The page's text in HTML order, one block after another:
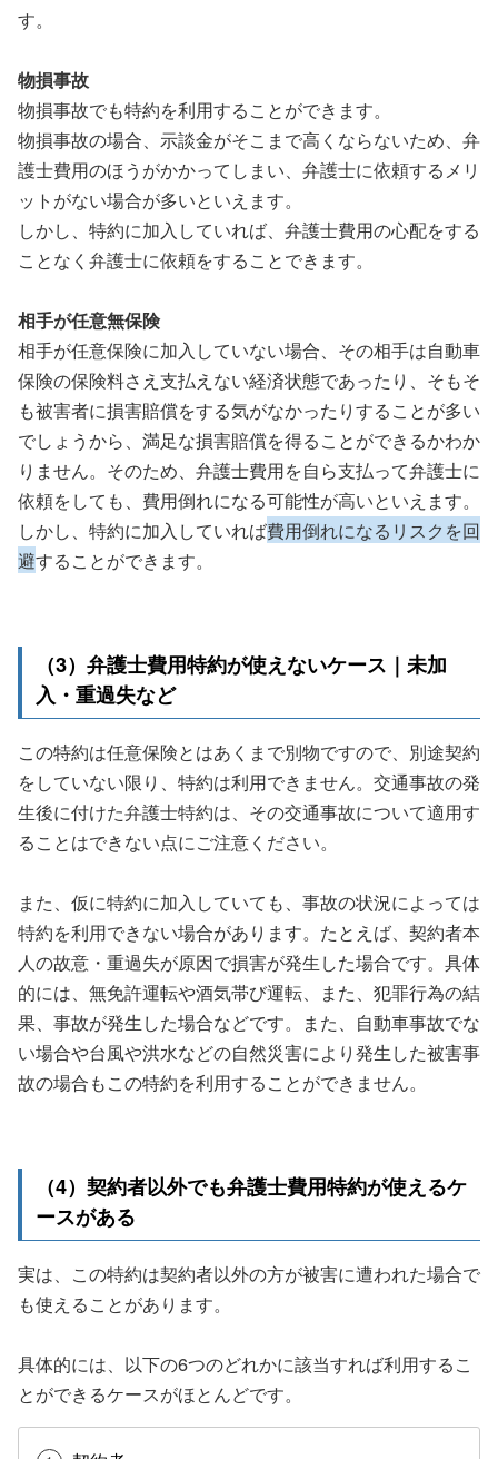
す。
物損事故
物損事故でも特約を利用することができます。
物損事故の場合、示談金がそこまで高くならないため、弁
護士費用のほうがかかってしまい、弁護士に依頼するメリ
ットがない場合が多いといえます。
しかし、特約に加入していれば、弁護士費用の心配をする
ことなく弁護士に依頼をすることできます。
相手が任意無保険
相手が任意保険に加入していない場合、その相手は自動車
保険の保険料さえ支払えない経済状態であったり、そもそ
も被害者に損害賠償をする気がなかったりすることが多い
でしょうから、満足な損害賠償を得ることができるかわか
りません。そのため、弁護士費用を自ら支払って弁護士に
依頼をしても、費用倒れになる可能性が高いといえます。
しかし、特約に加入していれば費用倒れになるリスクを回
避することができます。
（3）弁護士費用特約が使えないケース｜未加
入・重過失など
この特約は任意保険とはあくまで別物ですので、別途契約
をしていない限り、特約は利用できません。交通事故の発
生後に付けた弁護士特約は、その交通事故について適用す
ることはできない点にご注意ください。
また、仮に特約に加入していても、事故の状況によっては
特約を利用できない場合があります。たとえば、契約者本
人の故意・重過失が原因で損害が発生した場合です。具体
的には、無免許運転や酒気帯び運転、また、犯罪行為の結
果、事故が発生した場合などです。また、自動車事故でな
い場合や台風や洪水などの自然災害により発生した被害事
故の場合もこの特約を利用することができません。
（4）契約者以外でも弁護士費用特約が使えるケ
ースがある
実は、この特約は契約者以外の方が被害に遭われた場合で
も使えることがあります。
具体的には、以下の6つのどれかに該当すれば利用するこ
とができるケースがほとんどです。